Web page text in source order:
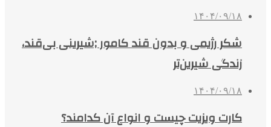
۱۴۰۴/۰۹/۱۸
شکر رژیمی و بدون قند کامور ;شیرینی بی‌قند،
زندگی شیرین‌تر
۱۴۰۴/۰۹/۱۸
کارت ویزیت چیست و انواع آن کدامند؟